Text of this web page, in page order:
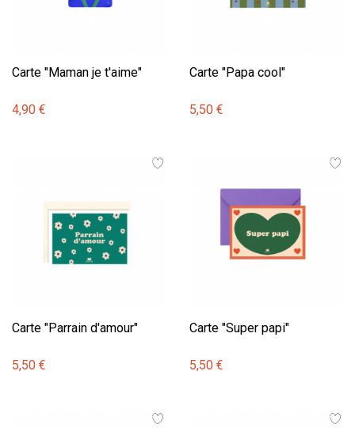
Carte "Maman je t'aime"
4,90 €
Carte "Papa cool"
5,50 €
Carte "Parrain d'amour"
5,50 €
Carte "Super papi"
5,50 €